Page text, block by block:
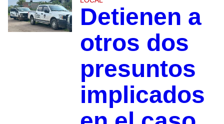
Detienen a
otros dos
presuntos
implicados